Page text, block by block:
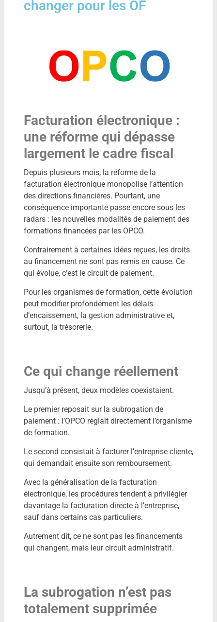
changer pour les OF
Facturation électronique :
une réforme qui dépasse
largement le cadre fiscal
Depuis plusieurs mois, la réforme de la
facturation électronique monopolise l’attention
des directions financières. Pourtant, une
conséquence importante passe encore sous les
radars : les nouvelles modalités de paiement des
formations financées par les OPCO.
Contrairement à certaines idées reçues, les droits
au financement ne sont pas remis en cause. Ce
qui évolue, c’est le circuit de paiement.
Pour les organismes de formation, cette évolution
peut modifier profondément les délais
d’encaissement, la gestion administrative et,
surtout, la trésorerie.
Ce qui change réellement
Jusqu’à présent, deux modèles coexistaient.
Le premier reposait sur la subrogation de
paiement : l’OPCO réglait directement l’organisme
de formation.
Le second consistait à facturer l’entreprise cliente,
qui demandait ensuite son remboursement.
Avec la généralisation de la facturation
électronique, les procédures tendent à privilégier
davantage la facturation directe à l’entreprise,
sauf dans certains cas particuliers.
Autrement dit, ce ne sont pas les financements
qui changent, mais leur circuit administratif.
La subrogation n’est pas
totalement supprimée